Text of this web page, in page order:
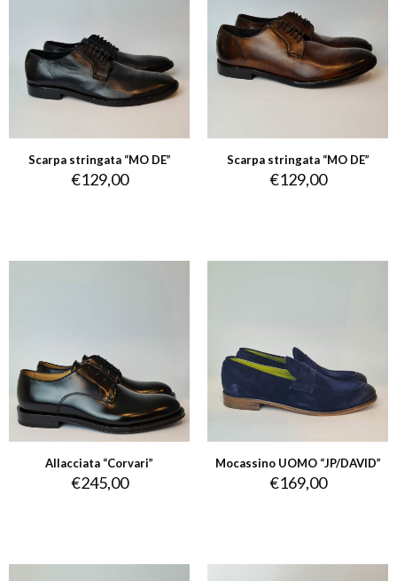
Scarpa stringata “MO DE”
€129,00
Scarpa stringata “MO DE”
€129,00
Allacciata “Corvari”
€245,00
Mocassino UOMO “JP/DAVID”
€169,00